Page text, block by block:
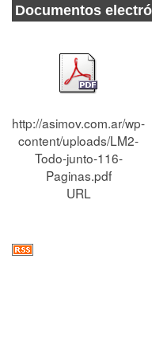
Documentos
http://asimov.com.ar/wp-
content/uploads/LM2-
Todo-junto-116-
Paginas.pdf
URL